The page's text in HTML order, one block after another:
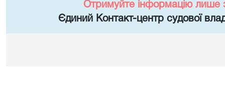
Отримуйте інформацію лише
Єдиний Контакт-центр судової